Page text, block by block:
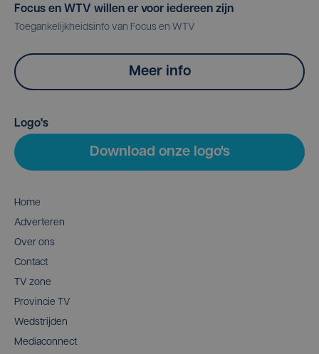
Focus en WTV willen er voor iedereen zijn
Toegankelijkheidsinfo van Focus en WTV
Meer info
Logo's
Download onze logo's
Home
Adverteren
Over ons
Contact
TV zone
Provincie TV
Wedstrijden
Mediaconnect